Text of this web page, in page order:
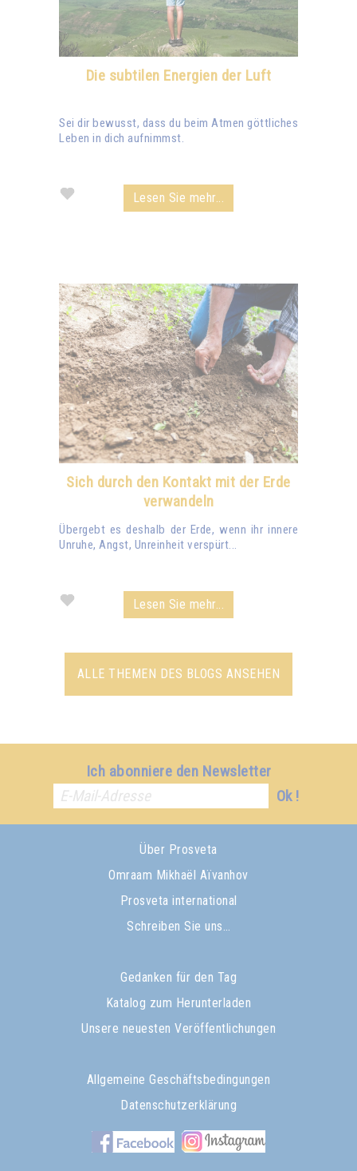
Die subtilen Energien der Luft
Sei dir bewusst, dass du beim Atmen göttliches
Leben in dich aufnimmst.
Lesen Sie mehr...
Sich durch den Kontakt mit der Erde
verwandeln
Übergebt es deshalb der Erde, wenn ihr innere
Unruhe, Angst, Unreinheit verspürt...
Lesen Sie mehr...
ALLE THEMEN DES BLOGS ANSEHEN
Ich abonniere den Newsletter
Ok !
Über Prosveta
Omraam Mikhaël Aïvanhov
Prosveta international
Schreiben Sie uns…
Gedanken für den Tag
Katalog zum Herunterladen
Unsere neuesten Veröffentlichungen
Allgemeine Geschäftsbedingungen
Datenschutzerklärung